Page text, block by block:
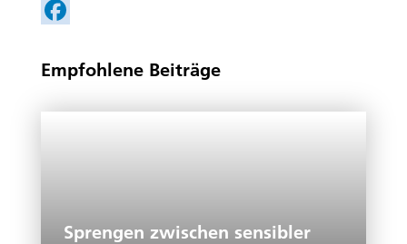
LinkedIn
Empfohlene Beiträge
Sprengen zwischen sensibler